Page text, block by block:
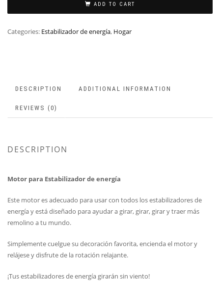
ADD TO CART
Categories: Estabilizador de energía, Hogar
DESCRIPTION ADDITIONAL INFORMATION
REVIEWS (0)
DESCRIPTION
Motor para Estabilizador de energía
Este motor es adecuado para usar con todos los estabilizadores de
energía y está diseñado para ayudar a girar, girar, girar y traer más
remolino a tu mundo.
Simplemente cuelgue su decoración favorita, encienda el motor y
relájese y disfrute de la rotación relajante.
¡Tus estabilizadores de energía girarán sin viento!